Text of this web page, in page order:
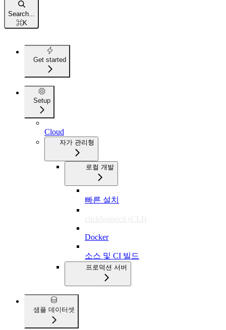
Search...
⌘K
Get started
Setup
Cloud
자가 관리형
로컬 개발
빠른 설치
clickhousectl (CLI)
Docker
소스 및 CI 빌드
프로덕션 서버
샘플 데이터셋